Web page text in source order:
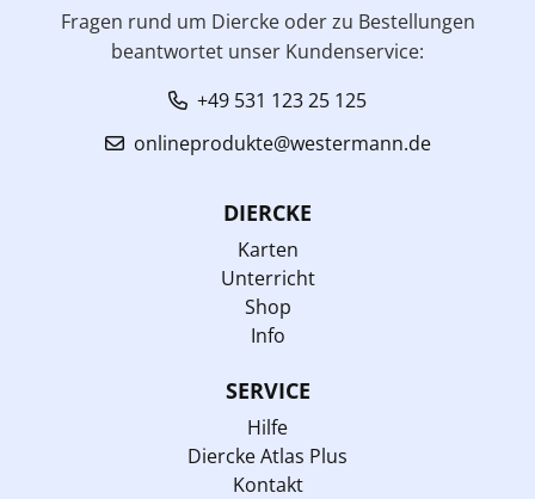
Fragen rund um Diercke oder zu Bestellungen
beantwortet unser Kundenservice:
+49 531 123 25 125
onlineprodukte@westermann.de
DIERCKE
Karten
Unterricht
Shop
Info
SERVICE
Hilfe
Diercke Atlas Plus
Kontakt